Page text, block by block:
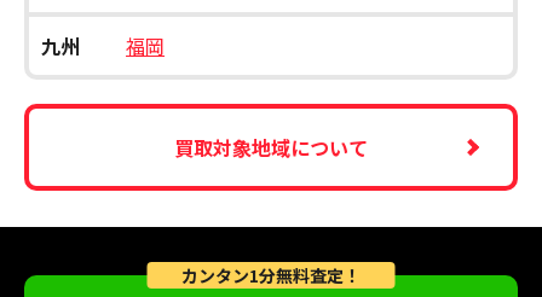
九州 福岡
買取対象地域について
カンタン1分無料査定！